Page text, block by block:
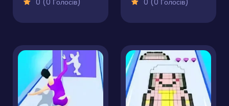
0 (0 Голосів) 0 (0 Голосів)